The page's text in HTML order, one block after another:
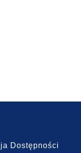
Dostępności